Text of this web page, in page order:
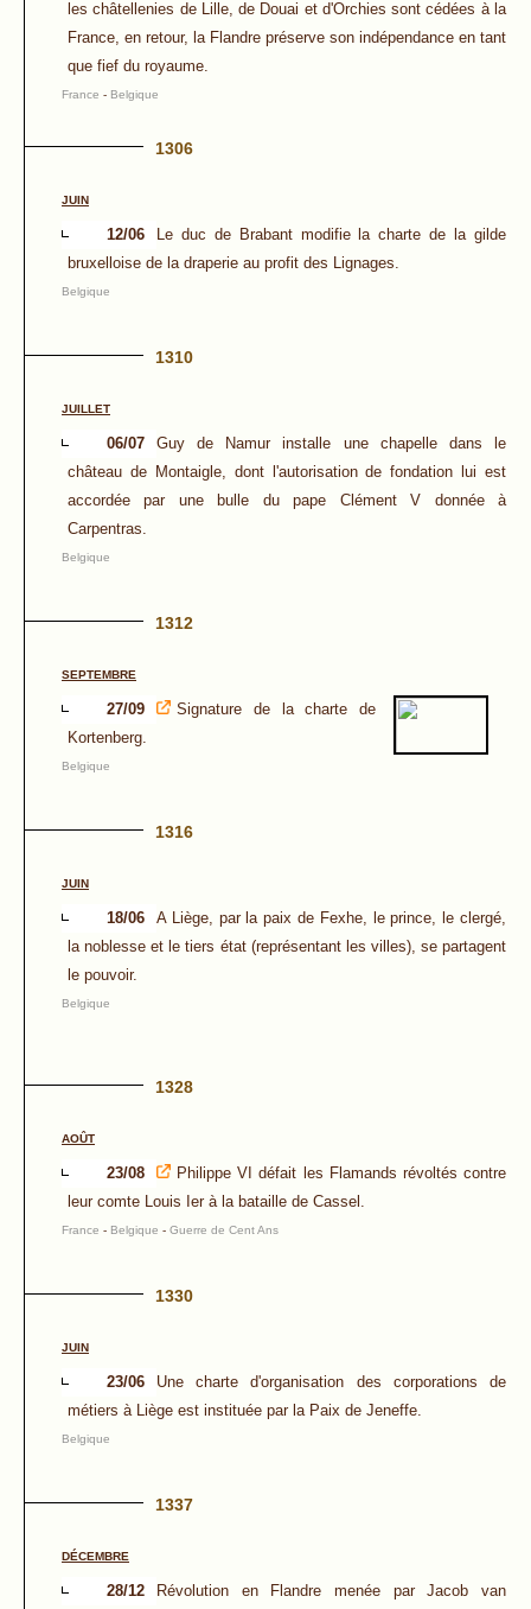
les châtellenies de Lille, de Douai et d'Orchies sont cédées à la
France, en retour, la Flandre préserve son indépendance en tant
que fief du royaume.
France - Belgique
1306
JUIN
12/06
Le duc de Brabant modifie la charte de la gilde
bruxelloise de la draperie au profit des Lignages.
Belgique
1310
JUILLET
06/07
Guy de Namur installe une chapelle dans le
château de Montaigle, dont l'autorisation de fondation lui est
accordée par une bulle du pape Clément V donnée à
Carpentras.
Belgique
1312
SEPTEMBRE
27/09
Signature de la charte de
Kortenberg.
Belgique
1316
JUIN
18/06
A Liège, par la paix de Fexhe, le prince, le clergé,
la noblesse et le tiers état (représentant les villes), se partagent
le pouvoir.
Belgique
1328
AOÛT
23/08
Philippe VI défait les Flamands révoltés contre
leur comte Louis Ier à la bataille de Cassel.
France - Belgique - Guerre de Cent Ans
1330
JUIN
23/06
Une charte d'organisation des corporations de
métiers à Liège est instituée par la Paix de Jeneffe.
Belgique
1337
DÉCEMBRE
28/12
Révolution en Flandre menée par Jacob van